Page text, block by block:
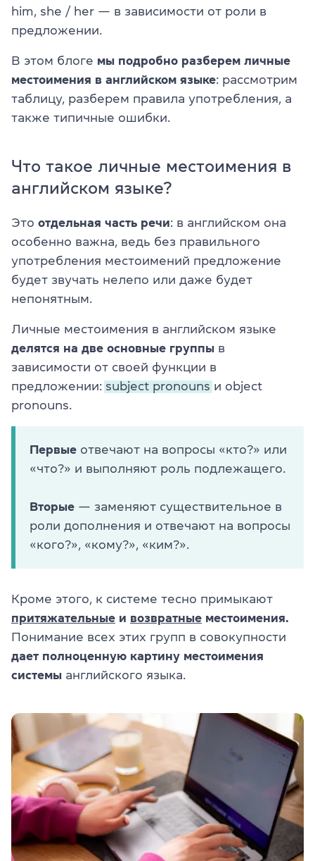
him, she / her — в зависимости от роли в
предложении.
В этом блоге мы подробно разберем личные
местоимения в английском языке: рассмотрим
таблицу, разберем правила употребления, а
также типичные ошибки.
Что такое личные местоимения в
английском языке?
Это отдельная часть речи: в английском она
особенно важна, ведь без правильного
употребления местоимений предложение
будет звучать нелепо или даже будет
непонятным.
Личные местоимения в английском языке
делятся на две основные группы в
зависимости от своей функции в
предложении: subject pronouns и object
pronouns.
Первые отвечают на вопросы «кто?» или
«что?» и выполняют роль подлежащего.
Вторые — заменяют существительное в
роли дополнения и отвечают на вопросы
«кого?», «кому?», «ким?».
Кроме этого, к системе тесно примыкают
притяжательные и возвратные местоимения.
Понимание всех этих групп в совокупности
дает полноценную картину местоимения
системы английского языка.